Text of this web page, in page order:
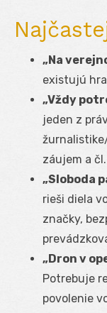
„Na
existujú
„Vždy
jeden z
záujem a čl.
„Sloboda
rieši diela
značky,
„Dron v
Potrebuje
povolenie